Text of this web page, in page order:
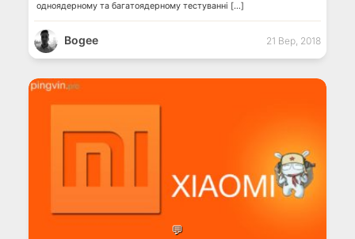
одноядерному та багатоядерному тестуванні […]
Bogee 21 Вер, 2018
💬